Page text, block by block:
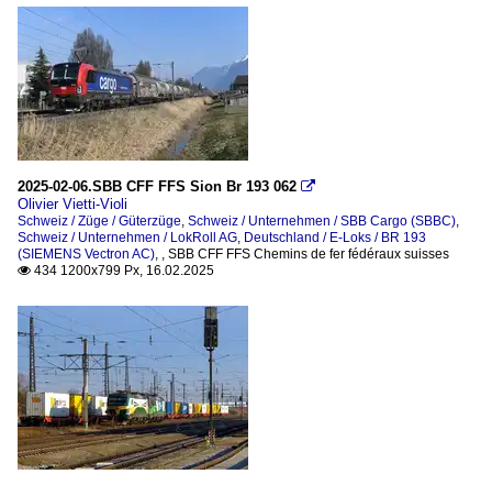
2025-02-06.SBB CFF FFS Sion Br 193 062 
Olivier Vietti-Violi
Schweiz / Züge / Güterzüge, Schweiz / Unternehmen / SBB Cargo (SBBC),
Schweiz / Unternehmen / LokRoll AG, Deutschland / E-Loks / BR 193
(SIEMENS Vectron AC), , SBB CFF FFS Chemins de fer fédéraux suisses
 434 1200x799 Px, 16.02.2025